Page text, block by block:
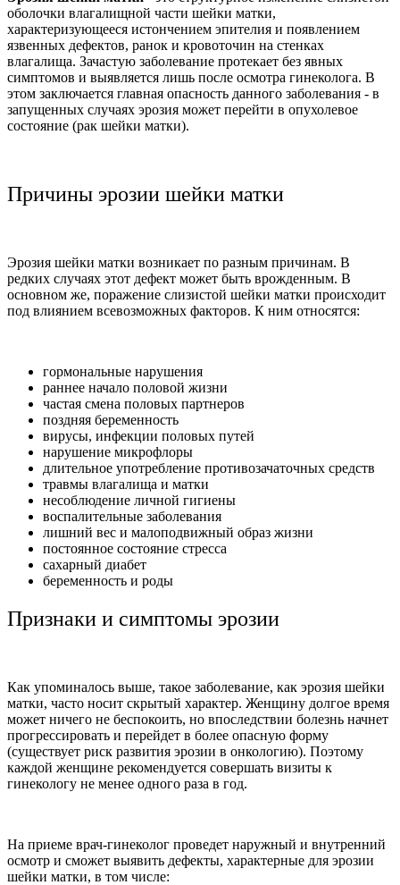
оболочки влагалищной части шейки матки,
характеризующееся истончением эпителия и появлением
язвенных дефектов, ранок и кровоточин на стенках
влагалища. Зачастую заболевание протекает без явных
симптомов и выявляется лишь после осмотра гинеколога. В
этом заключается главная опасность данного заболевания - в
запущенных случаях эрозия может перейти в опухолевое
состояние (рак шейки матки).
Причины эрозии шейки матки
Эрозия шейки матки возникает по разным причинам. В
редких случаях этот дефект может быть врожденным. В
основном же, поражение слизистой шейки матки происходит
под влиянием всевозможных факторов. К ним относятся:
гормональные нарушения
раннее начало половой жизни
частая смена половых партнеров
поздняя беременность
вирусы, инфекции половых путей
нарушение микрофлоры
длительное употребление противозачаточных средств
травмы влагалища и матки
несоблюдение личной гигиены
воспалительные заболевания
лишний вес и малоподвижный образ жизни
постоянное состояние стресса
сахарный диабет
беременность и роды
Признаки и симптомы эрозии
Как упоминалось выше, такое заболевание, как эрозия шейки
матки, часто носит скрытый характер. Женщину долгое время
может ничего не беспокоить, но впоследствии болезнь начнет
прогрессировать и перейдет в более опасную форму
(существует риск развития эрозии в онкологию). Поэтому
каждой женщине рекомендуется совершать визиты к
гинекологу не менее одного раза в год.
На приеме врач-гинеколог проведет наружный и внутренний
осмотр и сможет выявить дефекты, характерные для эрозии
шейки матки, в том числе: